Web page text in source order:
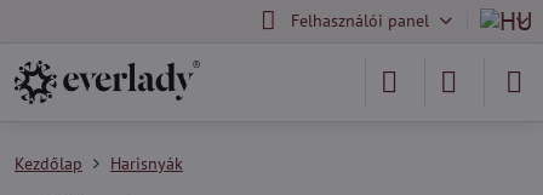
Felhasználói panel
Kezdőlap Harisnyák